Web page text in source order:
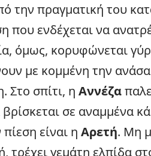
την πραγματική του
που ενδέχεται να
όμως, κορυφώνεται
με κομμένη την
Στο σπίτι, η Αννέζα
σε αναμμένα
είναι η Αρετή. Μη
τρέχει γεμάτη ελπίδα